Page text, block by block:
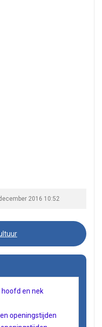
2016 10:52
hoofd en nek
openingstijden